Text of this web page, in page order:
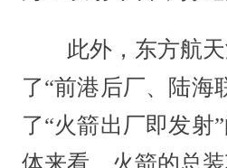
此外，东方航天
了“前港后厂、陆海
了“火箭出厂即发射